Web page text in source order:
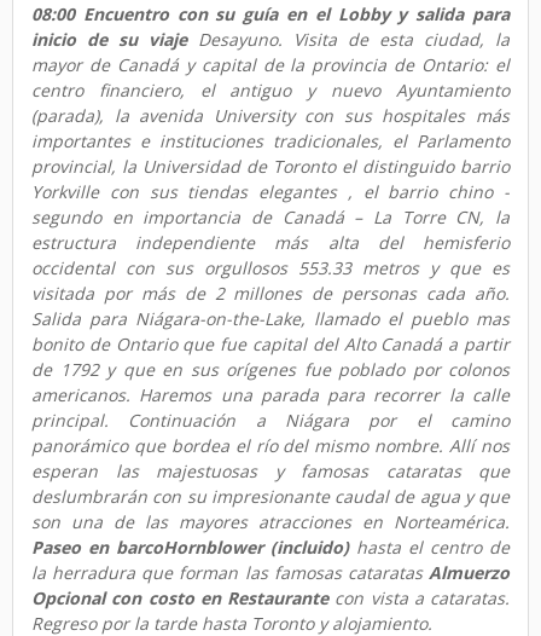
08:00 Encuentro con su guía en el Lobby y salida para
inicio de su viaje Desayuno. Visita de esta ciudad, la
mayor de Canadá y capital de la provincia de Ontario: el
centro financiero, el antiguo y nuevo Ayuntamiento
(parada), la avenida University con sus hospitales más
importantes e instituciones tradicionales, el Parlamento
provincial, la Universidad de Toronto el distinguido barrio
Yorkville con sus tiendas elegantes , el barrio chino -
segundo en importancia de Canadá – La Torre CN, la
estructura independiente más alta del hemisferio
occidental con sus orgullosos 553.33 metros y que es
visitada por más de 2 millones de personas cada año.
Salida para Niágara-on-the-Lake, llamado el pueblo mas
bonito de Ontario que fue capital del Alto Canadá a partir
de 1792 y que en sus orígenes fue poblado por colonos
americanos. Haremos una parada para recorrer la calle
principal. Continuación a Niágara por el camino
panorámico que bordea el río del mismo nombre. Allí nos
esperan las majestuosas y famosas cataratas que
deslumbrarán con su impresionante caudal de agua y que
son una de las mayores atracciones en Norteamérica.
Paseo en barcoHornblower (incluido) hasta el centro de
la herradura que forman las famosas cataratas Almuerzo
Opcional con costo en Restaurante con vista a cataratas.
Regreso por la tarde hasta Toronto y alojamiento.